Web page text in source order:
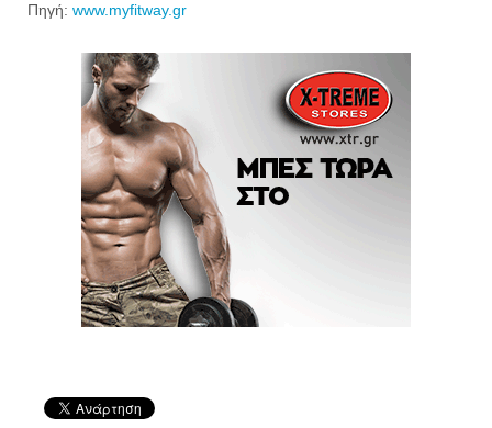
Πηγή: www.myfitway.gr